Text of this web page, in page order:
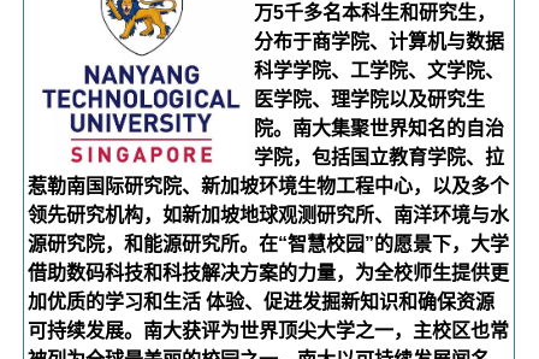
万5千多名本科生和研究生，
分布于商学院、计算机与数据
科学学院、工学院、文学院、
医学院、理学院以及研究生
院。南大集聚世界知名的自治
学院，包括国立教育学院、拉
惹勒南国际研究院、新加坡环境生物工程中心，以及多个
领先研究机构，如新加坡地球观测研究所、南洋环境与水
源研究院，和能源研究所。在“智慧校园”的愿景下，大学
借助数码科技和科技解决方案的力量，为全校师生提供更
加优质的学习和生活 体验、促进发掘新知识和确保资源
可持续发展。南大获评为世界顶尖大学之一，主校区也常